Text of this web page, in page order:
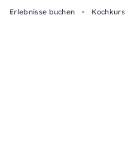
Erlebnisse buchen
Kochkurs